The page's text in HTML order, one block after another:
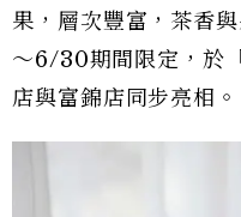
果，層次豐富，茶香
～6/30期間限定，
店與富錦店同步亮相。